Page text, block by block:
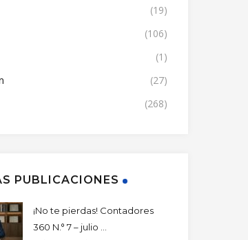
(19)
(106)
(1)
(27)
(268)
PUBLICACIONES
¡No te pierdas! Contadores
360 N.° 7 – julio ...